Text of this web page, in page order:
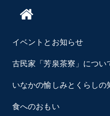
イベントとお知らせ
古民家「芳泉茶寮」につい
いなかの愉しみとくらしの
食へのおもい